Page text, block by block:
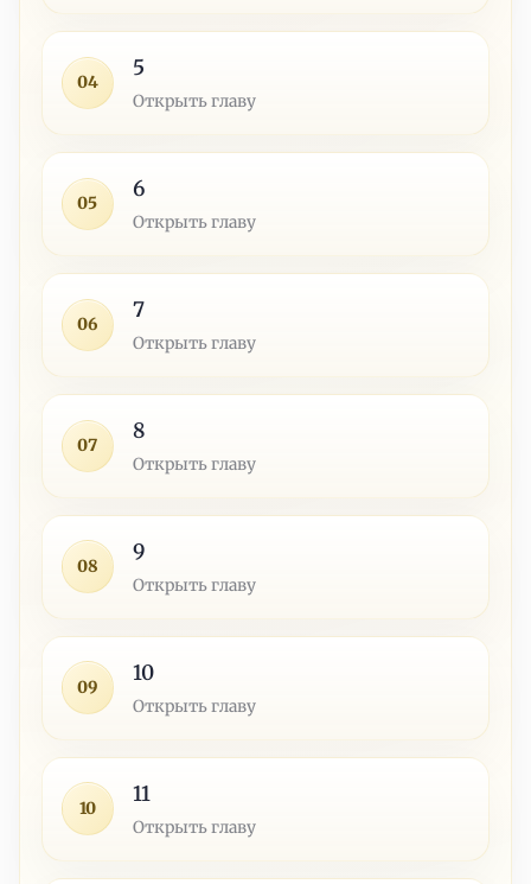
04
5
Открыть главу
05
6
Открыть главу
06
7
Открыть главу
07
8
Открыть главу
08
9
Открыть главу
09
10
Открыть главу
10
11
Открыть главу